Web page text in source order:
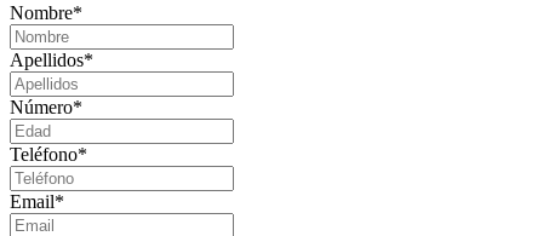
Nombre*
Apellidos*
Número*
Teléfono*
Email*